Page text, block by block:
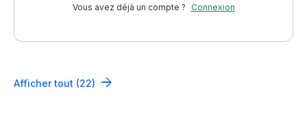
Vous avez déjà un compte ? Connexion
Afficher tout (22)